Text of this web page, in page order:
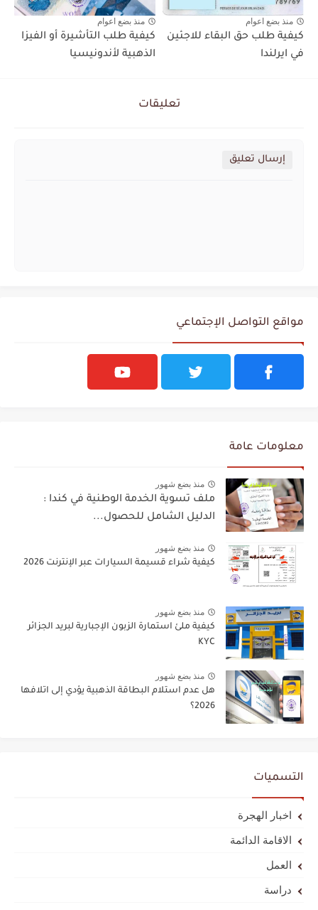
منذ بضع اعوام
كيفية طلب حق البقاء للاجئين
في ايرلندا
منذ بضع اعوام
كيفية طلب التأشيرة أو الفيزا
الذهبية لأندونيسيا
تعليقات
إرسال تعليق
مواقع التواصل الإجتماعي
معلومات عامة
منذ بضع شهور
ملف تسوية الخدمة الوطنية في كندا :
الدليل الشامل للحصول...
منذ بضع شهور
كيفية شراء قسيمة السيارات عبر الإنترنت 2026
منذ بضع شهور
كيفية ملئ استمارة الزبون الإجبارية لبريد الجزائر
KYC
منذ بضع شهور
هل عدم استلام البطاقة الذهبية يؤدي إلى اتلافها
2026؟
التسميات
اخبار الهجرة
الاقامة الدائمة
العمل
دراسة